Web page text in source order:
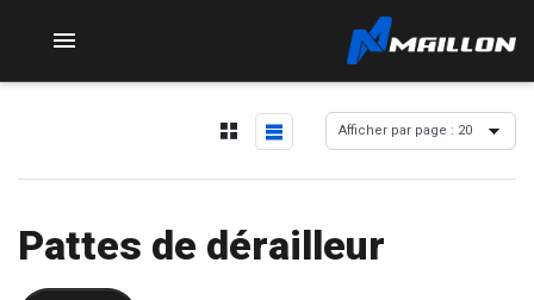

Pattes de dérailleur